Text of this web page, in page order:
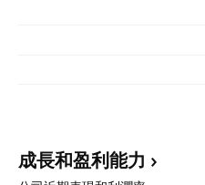
成長和盈利能力